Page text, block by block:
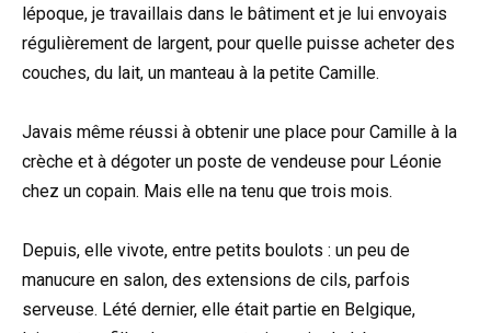
lépoque, je travaillais dans le bâtiment et je lui envoyais
régulièrement de largent, pour quelle puisse acheter des
couches, du lait, un manteau à la petite Camille.
Javais même réussi à obtenir une place pour Camille à la
crèche et à dégoter un poste de vendeuse pour Léonie
chez un copain. Mais elle na tenu que trois mois.
Depuis, elle vivote, entre petits boulots : un peu de
manucure en salon, des extensions de cils, parfois
serveuse. Lété dernier, elle était partie en Belgique,